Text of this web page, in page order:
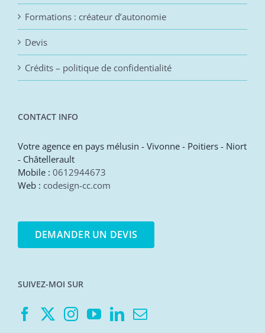
Formations : créateur d’autonomie
Devis
Crédits – politique de confidentialité
CONTACT INFO
Votre agence en pays mélusin - Vivonne - Poitiers - Niort
- Châtellerault
Mobile : 0612944673
Web : codesign-cc.com
DEMANDER UN DEVIS
SUIVEZ-MOI SUR